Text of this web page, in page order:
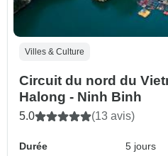
Villes & Culture
Circuit du nord du
Halong - Ninh Binh
5.0 (13 avis)
Durée
5 jours